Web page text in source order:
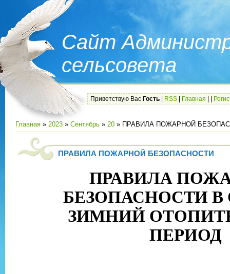
Сайт
сельсовета
Приветствую Вас Гость RSS Главная
Главная » 2023 » Сентябрь » 20 » ПРАВИЛА ПОЖАРНОЙ
ПРАВИЛА ПОЖАРНОЙ БЕЗОПАСНОСТИ
ПРАВИЛА
БЕЗОПАСНОСТИ В
ЗИМНИЙ
ПЕРИОД